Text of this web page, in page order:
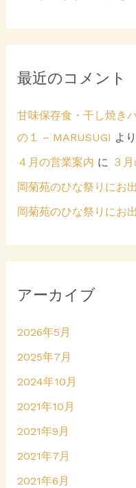
最近のコメント
甘味保存食・干し焼き
の１ – MARUSUGI より
４月の営業案内 に ３
岡菊苑のひな祭りにお
岡菊苑のひな祭りにお
アーカイブ
2026年5月
2025年7月
2024年10月
2021年10月
2021年9月
2021年7月
2021年6月